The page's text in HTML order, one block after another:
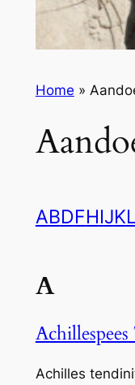
Home »
ABDFHIJKL
A
Achilles